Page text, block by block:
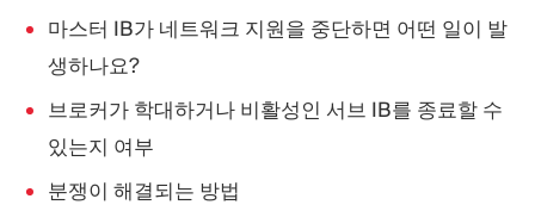
마스터 IB가 네트워크 지원을 중단하면 어떤 일이 발
생하나요?
브로커가 학대하거나 비활성인 서브 IB를 종료할 수
있는지 여부
분쟁이 해결되는 방법